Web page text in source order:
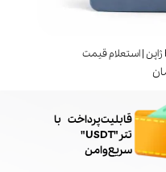
​قابلیت پرداخت با
تتر"USDT"
سریع و امن